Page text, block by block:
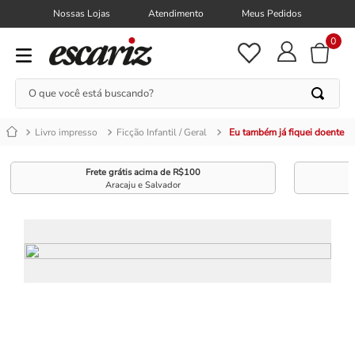
Nossas Lojas Atendimento Meus Pedidos
0
O que você está buscando?
Livro impresso Ficção Infantil / Geral Eu também já fiquei doente
Frete grátis acima de R$100
Aracaju e Salvador